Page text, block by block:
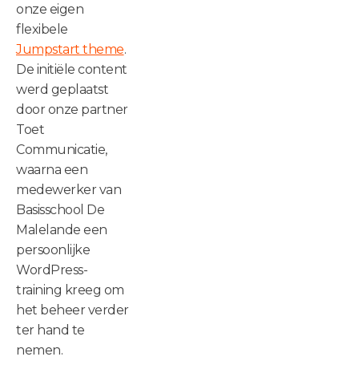
onze eigen
flexibele
Jumpstart theme.
De initiële content
werd geplaatst
door onze partner
Toet
Communicatie,
waarna een
medewerker van
Basisschool De
Malelande een
persoonlijke
WordPress-
training kreeg om
het beheer verder
ter hand te
nemen.